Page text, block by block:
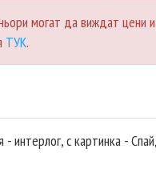
могат да виждат цени
ТУК.
интерлог, с картинка -